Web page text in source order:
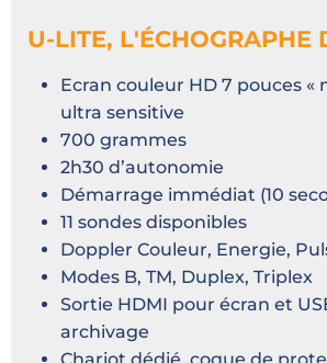
U-LITE, L'ÉCHOGRAPHE
Ecran couleur HD 7 pouces «
ultra sensitive
700 grammes
2h30 d’autonomie
Démarrage immédiat (10
11 sondes disponibles
Doppler Couleur, Energie,
Modes B, TM, Duplex, Triplex
Sortie HDMI pour écran et
archivage
Chariot dédié, coque de